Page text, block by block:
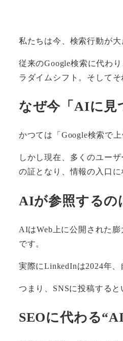
私たちは今、検索行動が
従来のGoogle検索に代わ
ラダイムシフト。そして
なぜ今「AIに見
かつては「Google検索で
しかし現在、多くのユー
の証となり、情報の入口
AIが参照するの
AIはWeb上に公開された
です。
実際にLinkedInは2024年
つまり、SNSに投稿する
SEOに代わる